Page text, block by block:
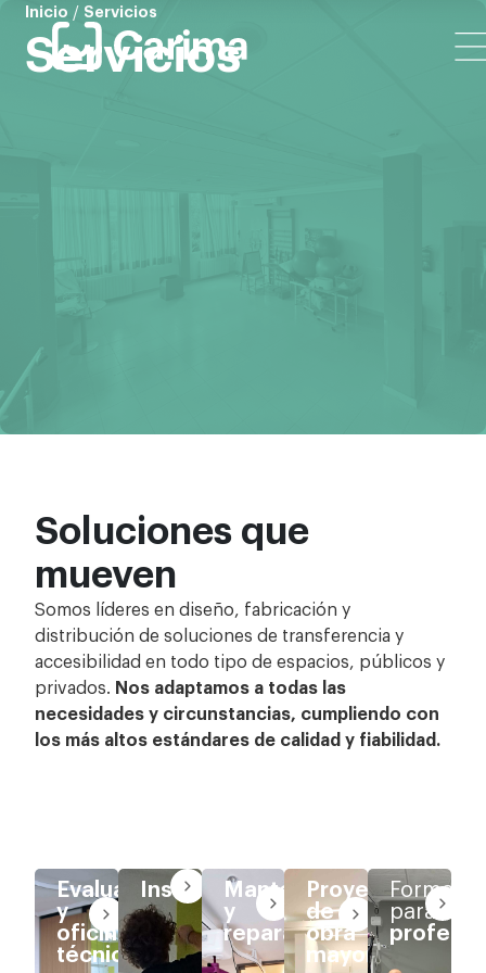
Inicio / Servicios
Servicios
Soluciones que
mueven
Somos líderes en diseño, fabricación y
distribución de soluciones de transferencia y
accesibilidad en todo tipo de espacios, públicos y
privados. Nos adaptamos a todas las
necesidades y circunstancias, cumpliendo con
los más altos estándares de calidad y fiabilidad.
Evaluaciones
y
oficina
técnica
Instalación
Tan
importante
Mantenimiento
y
reparación
Todos
Proyectos
de
obra
mayor
para